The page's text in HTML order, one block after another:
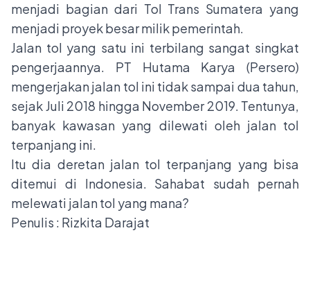
menjadi bagian dari Tol Trans Sumatera yang
menjadi proyek besar milik pemerintah.
Jalan tol yang satu ini terbilang sangat singkat
pengerjaannya. PT Hutama Karya (Persero)
mengerjakan jalan tol ini tidak sampai dua tahun,
sejak Juli 2018 hingga November 2019. Tentunya,
banyak kawasan yang dilewati oleh jalan tol
terpanjang ini.
Itu dia deretan jalan tol terpanjang yang bisa
ditemui di Indonesia. Sahabat sudah pernah
melewati jalan tol yang mana?
Penulis : Rizkita Darajat